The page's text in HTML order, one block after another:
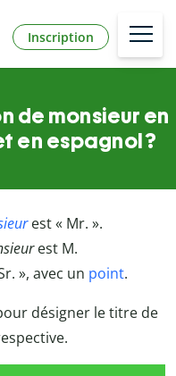
Inscription
de monsieur en
en espagnol ?
est « Mr. ».
est M.
», avec un point.
désigner le titre de